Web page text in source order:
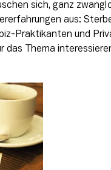
sich, ganz
aus:
Praktikanten und
das Thema